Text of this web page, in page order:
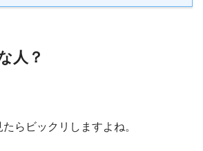
人？
らビックリしますよね。